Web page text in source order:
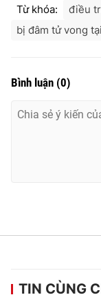
Từ khóa:
điều
bị đâm tử vong
Bình luận (0)
TIN CÙNG